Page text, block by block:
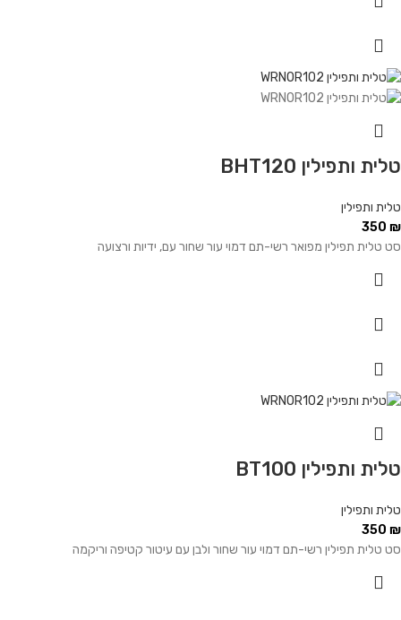
טלית ותפילין BHT120
טלית ותפילין
350 ₪
סט טלית תפילין מפואר רשי-תם דמוי עור שחור עם, ידיות ורצועה
טלית ותפילין BT100
טלית ותפילין
350 ₪
סט טלית תפילין רשי-תם דמוי עור שחור ולבן עם עיטור קטיפה וריקמה